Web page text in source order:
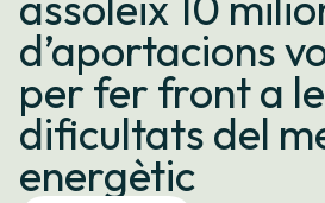
Empresas
La cooperativa
Contacto
Trámites
Oficina virtual
d’aportacions
per fer front a
dificultats del
energètic